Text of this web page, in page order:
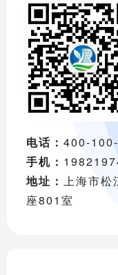
电话： 400-
手机：
地址： 上海市松
座801室